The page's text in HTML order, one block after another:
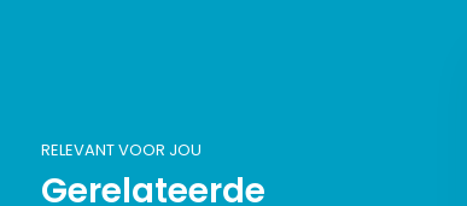
RELEVANT VOOR JOU
Gerelateerde